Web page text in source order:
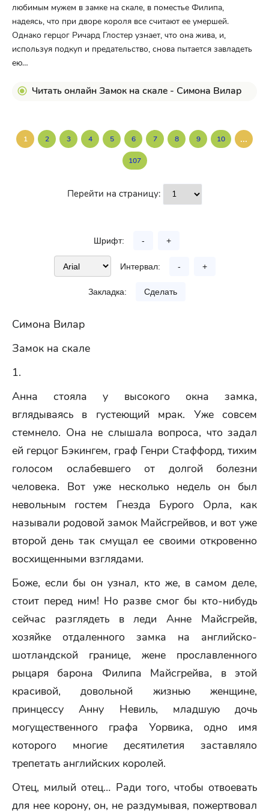
любимым мужем в замке на скале, в поместье Филипа,
надеясь, что при дворе короля все считают ее умершей.
Однако герцог Ричард Глостер узнает, что она жива, и,
используя подкуп и предательство, снова пытается завладеть
ею…
Читать онлайн Замок на скале - Симона Вилар
1 2 3 4 5 6 7 8 9 10 ...
107
Перейти на страницу:
Шрифт: - +
Интервал: - +
Закладка: Сделать
Симона Вилар
Замок на скале
1.
Анна стояла у высокого окна замка,
вглядываясь в густеющий мрак. Уже совсем
стемнело. Она не слышала вопроса, что задал
ей герцог Бэкингем, граф Генри Стаффорд, тихим
голосом ослабевшего от долгой болезни
человека. Вот уже несколько недель он был
невольным гостем Гнезда Бурого Орла, как
называли родовой замок Майсгрейвов, и вот уже
второй день так смущал ее своими откровенно
восхищенными взглядами.
Боже, если бы он узнал, кто же, в самом деле,
стоит перед ним! Но разве смог бы кто-нибудь
сейчас разглядеть в леди Анне Майсгрейв,
хозяйке отдаленного замка на английско-
шотландской границе, жене прославленного
рыцаря барона Филипа Майсгрейва, в этой
красивой, довольной жизнью женщине,
принцессу Анну Невиль, младшую дочь
могущественного графа Уорвика, одно имя
которого многие десятилетия заставляло
трепетать английских королей.
Отец, милый отец… Ради того, чтобы отвоевать
для нее корону, он, не раздумывая, пожертвовал